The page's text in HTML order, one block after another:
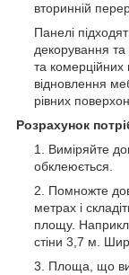
вторинній
Панелі
декорування та
та
відновлення
рівних
Розрахунок
Виміряйте
обклеюється.
Помножте
метрах і
площу.
стіни 3,7 м.
Площа, що